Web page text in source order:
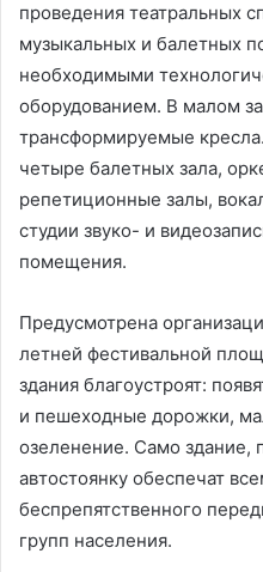
проведения театральных
музыкальных и балетных
необходимыми
оборудованием. В малом
трансформируемые
четыре балетных зала,
репетиционные залы,
студии звуко- и
помещения.
Предусмотрена
летней фестивальной
здания благоустроят:
и пешеходные дорожки,
озеленение. Само здание,
автостоянку обеспечат
беспрепятственного
групп населения.